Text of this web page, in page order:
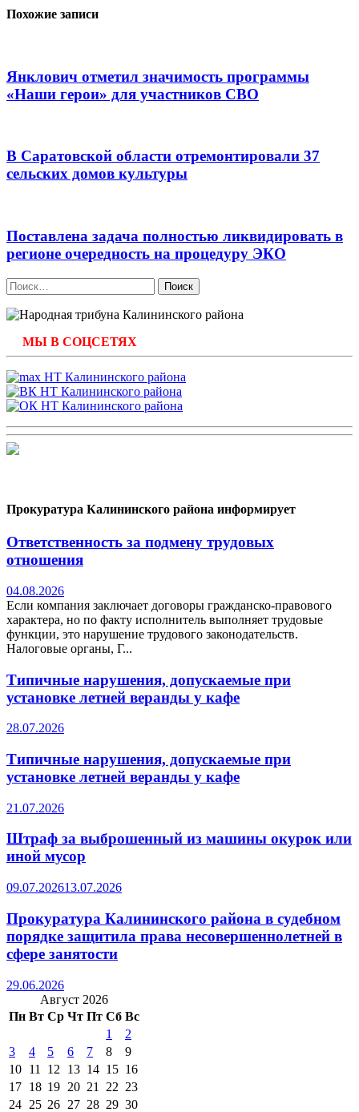
Похожие записи
Янклович отметил значимость программы
«Наши герои» для участников СВО
В Саратовской области отремонтировали 37
сельских домов культуры
Поставлена задача полностью ликвидировать в
регионе очередность на процедуру ЭКО
Найти:
МЫ В СОЦСЕТЯХ
Прокуратура Калининского района информирует
Ответственность за подмену трудовых
отношения
04.08.2026
Если компания заключает договоры гражданско-правового
характера, но по факту исполнитель выполняет трудовые
функции, это нарушение трудового законодательств.
Налоговые органы, Г...
Типичные нарушения, допускаемые при
установке летней веранды у кафе
28.07.2026
Типичные нарушения, допускаемые при
установке летней веранды у кафе
21.07.2026
Штраф за выброшенный из машины окурок или
иной мусор
09.07.202613.07.2026
Прокуратура Калининского района в судебном
порядке защитила права несовершеннолетней в
сфере занятости
29.06.2026
Август 2026
Пн Вт Ср Чт Пт Сб Вс
1
2
3
4 5 6 7 8
9
10 11 12 13 14 15 16
17 18 19 20 21 22 23
24 25 26 27 28 29 30